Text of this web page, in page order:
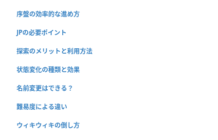
序盤の効率的な進め方
JPの必要ポイント
探索のメリットと利用方法
状態変化の種類と効果
名前変更はできる？
難易度による違い
ウィキウィキの倒し方